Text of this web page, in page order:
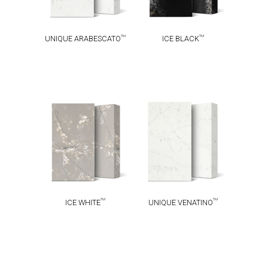
UNIQUE ARABESCATOTM ICE BLACKTM
ICE WHITE TM
ICE WHITETM UNIQUE VENATINOTM